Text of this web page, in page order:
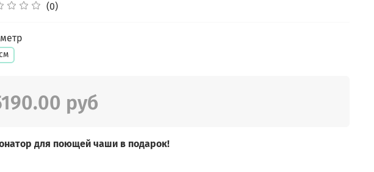
(0)
руб
для поющей чаши в подарок!